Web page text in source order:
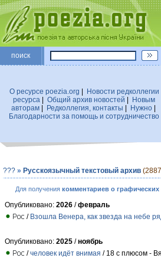
поиск
О ресурсе poezia.org
Новости редколлегии
ресурса
Общий архив новостей
Новым
авторам| Редколлегия, контакты Нужно|
Благодарности за помощь и сотрудничество
??? » Русскоязычный текстовый архив
Для получения комментариев о
Опубликовано: 2026 /февраль
/ Взошла Венера, как звезда на небе
Опубликовано: 2025 /ноябрь
/человек идёт внимая / 18 с плюсом -